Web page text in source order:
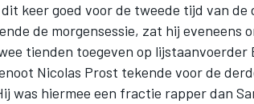
keer goed voor de tweede tijd van de
de morgensessie, zat hij eveneens
tienden toegeven op lijstaanvoerder
Nicolas Prost tekende voor de
was hiermee een fractie rapper dan